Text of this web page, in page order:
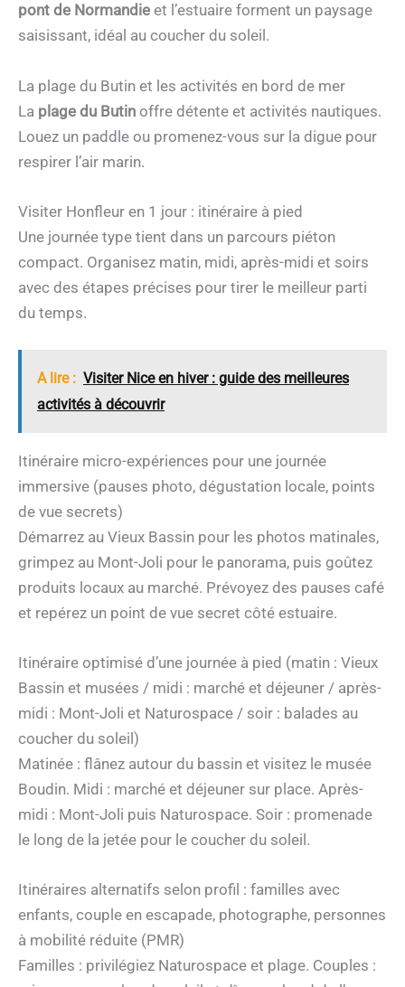
pont de Normandie et l’estuaire forment un paysage
saisissant, idéal au coucher du soleil.
La plage du Butin et les activités en bord de mer
La plage du Butin offre détente et activités nautiques.
Louez un paddle ou promenez-vous sur la digue pour
respirer l’air marin.
Visiter Honfleur en 1 jour : itinéraire à pied
Une journée type tient dans un parcours piéton
compact. Organisez matin, midi, après-midi et soirs
avec des étapes précises pour tirer le meilleur parti
du temps.
A lire : Visiter Nice en hiver : guide des meilleures
activités à découvrir
Itinéraire micro-expériences pour une journée
immersive (pauses photo, dégustation locale, points
de vue secrets)
Démarrez au Vieux Bassin pour les photos matinales,
grimpez au Mont-Joli pour le panorama, puis goûtez
produits locaux au marché. Prévoyez des pauses café
et repérez un point de vue secret côté estuaire.
Itinéraire optimisé d’une journée à pied (matin : Vieux
Bassin et musées / midi : marché et déjeuner / après-
midi : Mont-Joli et Naturospace / soir : balades au
coucher du soleil)
Matinée : flânez autour du bassin et visitez le musée
Boudin. Midi : marché et déjeuner sur place. Après-
midi : Mont-Joli puis Naturospace. Soir : promenade
le long de la jetée pour le coucher du soleil.
Itinéraires alternatifs selon profil : familles avec
enfants, couple en escapade, photographe, personnes
à mobilité réduite (PMR)
Familles : privilégiez Naturospace et plage. Couples :